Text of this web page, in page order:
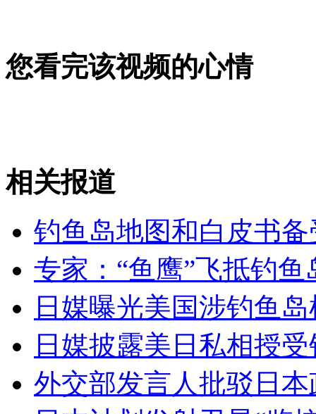
女孩北京地铁殴打老人 痛下狠手拳打脚踢
无痛分娩是否安全 医生回应
外交部：有关国家言论片面不公正
您看完该视频的心情
相关报道
钓鱼岛地图和白皮书
专家：“鱼鹰”飞抵钓
日媒曝光美国涉钓鱼
日媒披露美日私相授
外交部发言人批驳日